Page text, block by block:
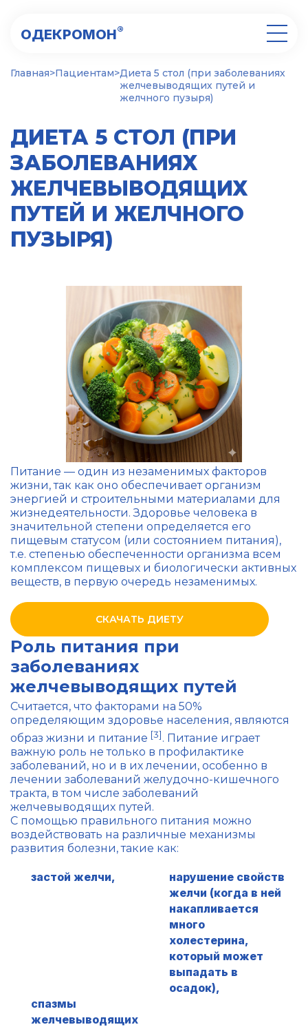
ОДЕКРОМОН®
Главная>Пациентам>Диета 5 стол (при заболеваниях
желчевыводящих путей и
желчного пузыря)
ДИЕТА 5 СТОЛ (ПРИ
ЗАБОЛЕВАНИЯХ
ЖЕЛЧЕВЫВОДЯЩИХ
ПУТЕЙ И ЖЕЛЧНОГО
ПУЗЫРЯ)
Питание — один из незаменимых факторов
жизни, так как оно обеспечивает организм
энергией и строительными материалами для
жизнедеятельности. Здоровье человека в
значительной степени определяется его
пищевым статусом (или состоянием питания),
т.е. степенью обеспеченности организма всем
комплексом пищевых и биологически активных
веществ, в первую очередь незаменимых.
СКАЧАТЬ ДИЕТУ
Роль питания при
заболеваниях
желчевыводящих путей
Считается, что факторами на 50%
определяющим здоровье населения, являются
образ жизни и питание [3]. Питание играет
важную роль не только в профилактике
заболеваний, но и в их лечении, особенно в
лечении заболеваний желудочно-кишечного
тракта, в том числе заболеваний
желчевыводящих путей.
С помощью правильного питания можно
воздействовать на различные механизмы
развития болезни, такие как:
застой желчи,
нарушение свойств
желчи (когда в ней
накапливается
много
холестерина,
который может
выпадать в
осадок),
спазмы
желчевыводящих